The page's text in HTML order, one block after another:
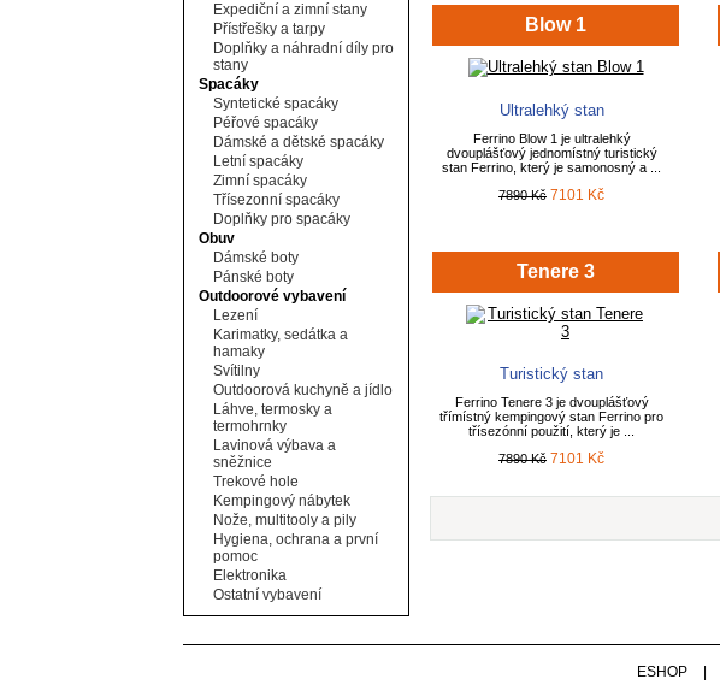
Expediční a zimní stany
Přístřešky a tarpy
Doplňky a náhradní díly pro
stany
Spacáky
Syntetické spacáky
Péřové spacáky
Dámské a dětské spacáky
Letní spacáky
Zimní spacáky
Třísezonní spacáky
Doplňky pro spacáky
Obuv
Dámské boty
Pánské boty
Outdoorové vybavení
Lezení
Karimatky, sedátka a
hamaky
Svítilny
Outdoorová kuchyně a jídlo
Láhve, termosky a
termohrnky
Lavinová výbava a
sněžnice
Trekové hole
Kempingový nábytek
Nože, multitooly a pily
Hygiena, ochrana a první
pomoc
Elektronika
Ostatní vybavení
Blow 1
Ultralehký stan
Ferrino Blow 1 je ultralehký
dvouplášťový jednomístný turistický
stan Ferrino, který je samonosný a ...
7890 Kč 7101 Kč
Tenere 3
Turistický stan
Ferrino Tenere 3 je dvouplášťový
třímístný kempingový stan Ferrino pro
třísezónní použití, který je ...
7890 Kč 7101 Kč
ESHOP